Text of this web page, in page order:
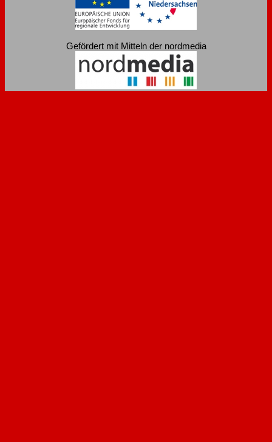
Gefördert mit Mitteln der nordmedia